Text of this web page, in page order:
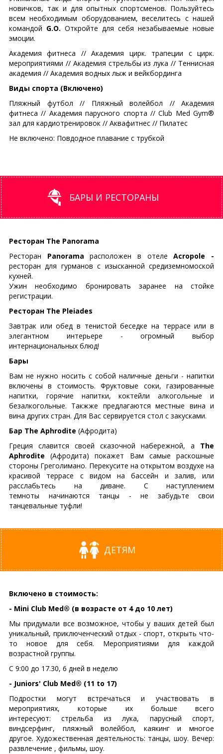
новичков, так и для опытных спортсменов. Пользуйтесь
всем необходимым оборудованием, веселитесь с нашей
командой G.O. Откройте для себя незабываемые новые
эмоции.
Академия фитнеса // Aкaдeмия цирк. трапеции c цирк.
мероприятиями // Академия стрельбы из лука // Теннисная
академия // Академия водных лыж и вейкбординга
Виды спорта (Включено)
Пляжный футбол // Пляжный волейбол // Академия
фитнеса // Академия парусного спорта // Club Med Gym®
зал для кардиотренировок // Аквафитнес // Пилатес
Не включено: Повдодное плавание с трубкой
БАРЫ И РЕСТОРАНЫ
Ресторан The Panorama
Ресторан Panorama расположен в отелеAcropole -
ресторан для гурманов с изысканной средиземномоской
кухней.
Ужин необходимо бронировать заранее на стойке
регистрации.
Ресторан The Pleiades
Завтрак или обед в тенистой беседке на террасе или в
элегантном интерьере - огромный выбор
интернациональных блюд!
Бары
Вам не нужно носить с собой наличные деньги - напитки
включены в стоимость. Фруктовые соки, газированные
напитки, горячие напитки, коктейли алкогольные и
безалкогольные. Такжже предлагаются местные вина и
вина других стран. Для Вас сервируется стол с закусками.
Бар The Aphrodite (Афродита)
Греция славится своей сказочной набережной, а The
Aphrodite (Афродита) покажет Вам самые раскошные
стороны Греголимано. Перекусите на открытом воздухе на
красивой террасе с видом на бассейн и залив, или
расслабьтесь на диване. С наступлением
темноты начинаются танцы - не забудьте свои
танцевальные туфли!
ДЕТЯМ
Включено в стоимость:
- Mini Club Med® (в возрасте от 4 до 10 лет)
Мы придумали все возможное, чтобы у ваших детей был
уникальный, приключенческий отдых - спорт, открыть что-
то новое для себя. Мероприятиями для каждой
возрастной группы.
С 9:00 до 17.30, 6 дней в неделю
- Juniors' Club Med® (11 to 17)
Подростки могут встречаться и участвовать в
мероприятиях, которые их больше всего
интересуют: стрельба из лука, парусный спорт,
виндсерфинг, пляжный волейбол, каякинг и многое
другое. Художественная деятельность: танцы, шоу. Вечер:
развлечение , фильмы, шоу.